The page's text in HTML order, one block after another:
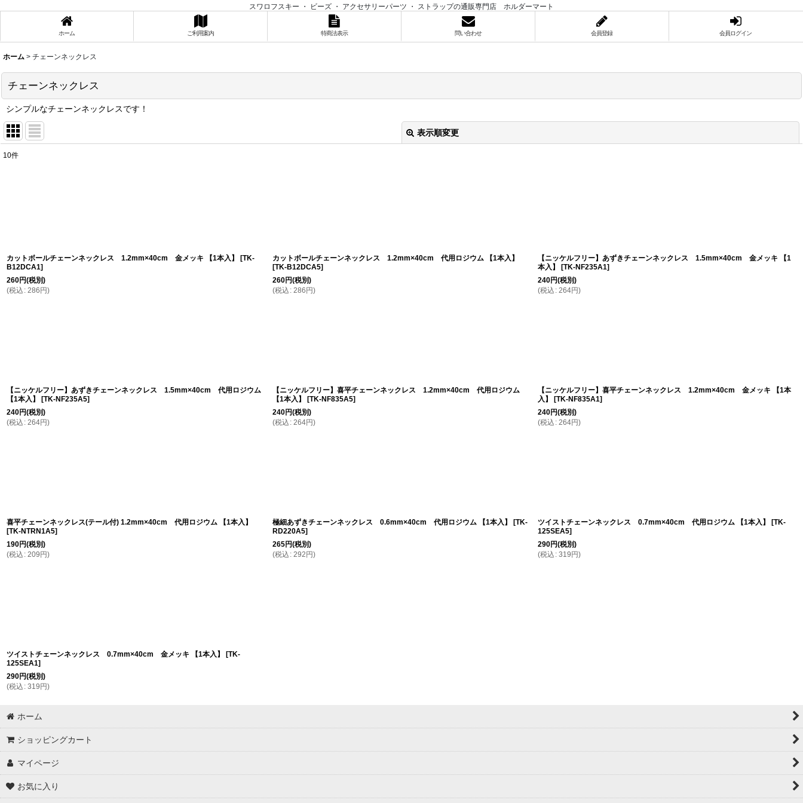
スワロフスキー ・ ビーズ ・ アクセサリーパーツ ・ ストラップの通販専門店 ホルダーマート
ホーム ご利用案内 特商法表示 問い合わせ 会員登録 会員ログイン
ホーム > チェーンネックレス
チェーンネックレス
シンプルなチェーンネックレスです！
表示順変更
絞り込む
10件
カットボールチェーンネックレス 1.2mm×40cm 金メッキ 【1本入】 [TK-
B12DCA1]
260円(税別)
(税込 : 286 円)
カットボールチェーンネックレス 1.2mm×40cm 代用ロジウム 【1本入】
[TK-B12DCA5]
260円(税別)
(税込 : 286 円)
【ニッケルフリー】あずきチェーンネックレス 1.5mm×40cm 金メッキ 【1
本入】
[TK-NF235A1]
240円(税別)
(税込 : 264円)
【ニッケルフリー】あずきチェーンネックレス 1.5mm×40cm 代用ロジウム
【1本入】
[TK-NF235A5]
240円(税別)
(税込 : 264円)
【ニッケルフリー】喜平チェーンネックレス 1.2mm×40cm 代用ロジウム
【1本入】
[TK-NF835A5]
240円(税別)
(税込 : 264円)
【ニッケルフリー】喜平チェーンネックレス 1.2mm×40cm 金メッキ 【1本
入】
[TK-NF835A1]
240円(税別)
(税込 : 264円)
喜平チェーンネックレス(テール付) 1.2mm×40cm 代用ロジウム 【1本入】
[TK-NTRN1A5]
190円(税別)
(税込 : 209 円)
極細あずきチェーンネックレス 0.6mm×40cm 代用ロジウム 【1本入】 [TK-
RD220A5]
265円(税別)
(税込 : 292 円)
ツイストチェーンネックレス 0.7mm×40cm 代用ロジウム 【1本入】 [TK-
125SEA5]
290円(税別)
(税込 : 319 円)
ツイストチェーンネックレス 0.7mm×40cm 金メッキ 【1本入】 [TK-
125SEA1]
290円(税別)
(税込 : 319 円)
ホーム
ショッピングカート
マイページ
お気に入り